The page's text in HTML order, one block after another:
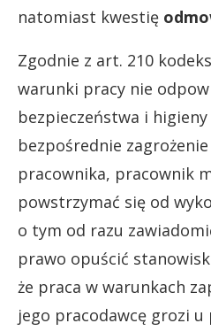
natomiast kwestię
Zgodnie z art. 210
warunki pracy nie
bezpieczeństwa i
bezpośrednie
pracownika, pracownik
powstrzymać się od
o tym od razu
prawo opuścić
że praca w warunkach
jego pracodawcę grozi